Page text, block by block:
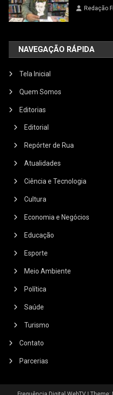
Redação
NAVEGAÇÃO RÁPIDA
Tela Inicial
Quem Somos
Editorias
Editorial
Repórter de Rua
Atualidades
Ciência e Tecnologia
Cultura
Economia e Negócios
Educação
Esporte
Meio Ambiente
Política
Saúde
Turismo
Contato
Parcerias